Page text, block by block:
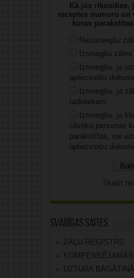
Kā jūs rīkosities,
receptes numuru un
kuras
Neizsniegšu
Izsniegšu zāles.
Izsniegšu, ja
apliecinošu
Izsniegšu, ja
radiniekam.
Izsniegšu, ja
cilvēka personas
parakstītas, vai
apliecinošu
Skatīt
Svarīgas saites
ZĀĻU REĢISTRS
UZTURA